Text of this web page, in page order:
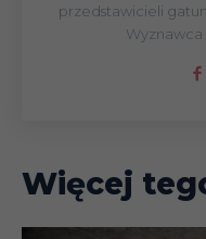
przedstawicieli
Wyznawca
Więcej